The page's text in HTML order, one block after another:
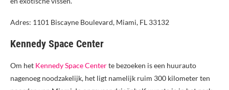
Adres: 1101 Biscayne Boulevard, Miami, FL 33132
Kennedy Space Center
Om het Kennedy Space Centerte bezoeken is een huurauto
nagenoeg noodzakelijk, het ligt namelijk ruim 300 kilometer ten